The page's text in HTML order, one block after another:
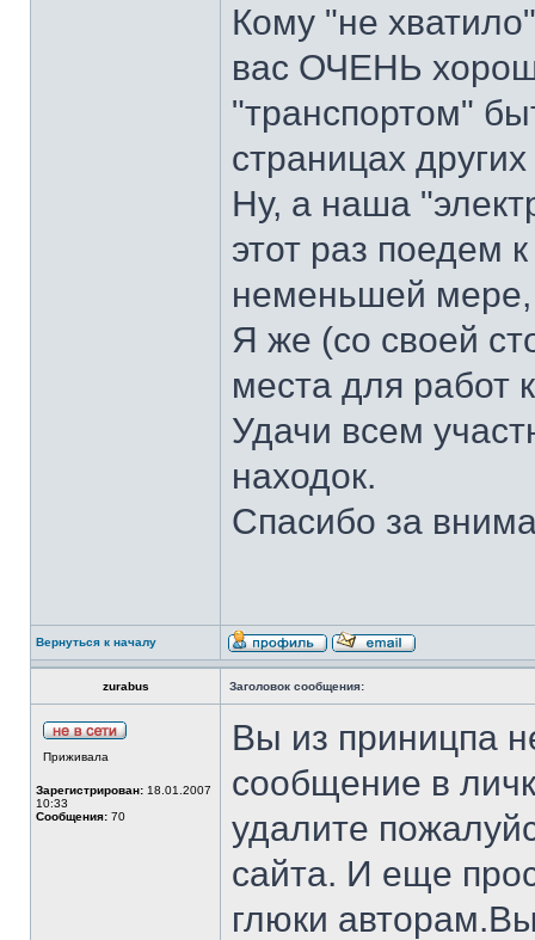
Кому "не
вас ОЧЕНЬ
"транспортом"
страницах
Ну, а наша
этот раз поедем
неменьшей
Я же (со своей
места для работ
Удачи всем
находок.
Спасибо за
Вернуться к началу
zurabus Заголовок сообщения:
Приживала
Зарегистрирован: 18.01.2007
10:33
Сообщения: 70
Вы из приницпа
сообщение в
удалите
сайта. И еще
глюки